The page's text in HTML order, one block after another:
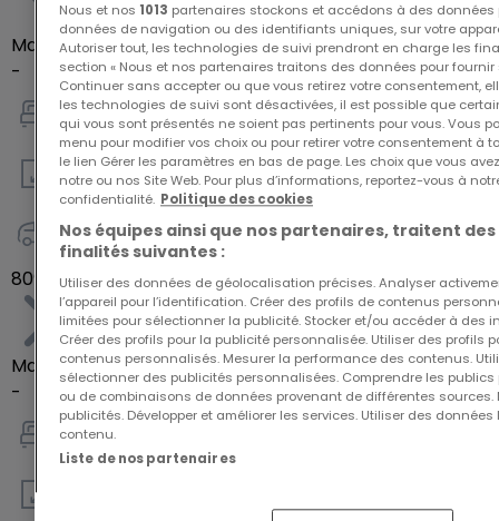
Maison individuelle
-
4
142m²
2
809 000 €
Maison individuelle
-
4
Nous et nos 1013 partenaires stockons et accédons à des
données de navigation ou des identifiants uniques, sur votre
Autoriser tout, les technologies de suivi prendront en charge les
section « Nous et nos partenaires traitons des données pour fournir
Continuer sans accepter ou que vous retirez votre consentement,
les technologies de suivi sont désactivées, il est possible que
qui vous sont présentés ne soient pas pertinents pour vous. Vous
menu pour modifier vos choix ou pour retirer votre consentement à
le lien Gérer les paramètres en bas de page. Les choix que vous
notre ou nos Site Web. Pour plus d’informations, reportez-vous à
confidentialité. Politique des cookies
Nos équipes ainsi que nos partenaires, traitent
finalités suivantes :
Utiliser des données de géolocalisation précises. Analyser
l’appareil pour l’identification. Créer des profils de contenus
limitées pour sélectionner la publicité. Stocker et/ou accéder à des
Créer des profils pour la publicité personnalisée. Utiliser des profils
contenus personnalisés. Mesurer la performance des contenus.
sélectionner des publicités personnalisées. Comprendre les
ou de combinaisons de données provenant de différentes sources.
publicités. Développer et améliorer les services. Utiliser des
contenu.
Liste de nos partenaires